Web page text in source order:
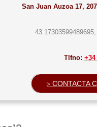
San Juan Auzoa 17,
Tlfno: +34
▹ CONTACTA